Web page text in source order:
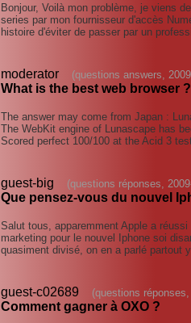
Bonjour, Voilà mon problème, je viens
series par mon fournisseur d'accès
histoire d'éviter de passer par un
moderator (questions answers,
What is the best web browser ?
The answer may come from Japan :
The WebKit engine of Lunascape has
Scored perfect 100/100 at the Acid 3
guest-big (questions réponses,
Que pensez-vous du nouvel
Salut tous, apparemment Apple a
marketing pour le nouvel Iphone soi
quasiment divisé, on en a parlé partout
guest-c02689 (questions
Comment gagner à OXO ?